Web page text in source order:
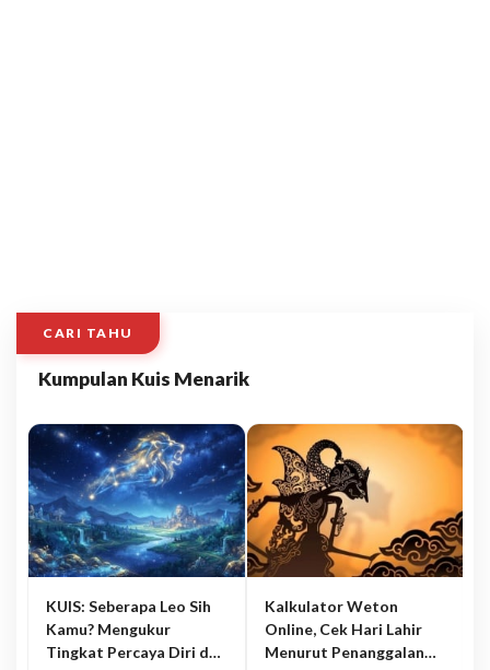
CARI TAHU
Kumpulan Kuis Menarik
KUIS: Seberapa Leo Sih
Kamu? Mengukur
Tingkat Percaya Diri dan
Kalkulator Weton
Online, Cek Hari Lahir
Menurut Penanggalan